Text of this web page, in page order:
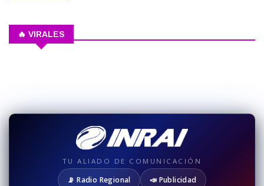
🔥 VIRALES
TU ALIADO DE COMUNICACIÓN
📡 Radio Regional 📣 Publicidad